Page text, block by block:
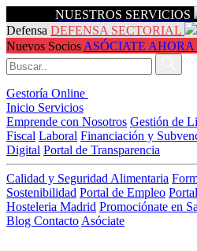
NUESTROS SERVICIOS
Defensa DEFENSA SECTORIAL
Nuevos Socios ASÓCIATE AHORA
Gestoría Online
Inicio Servicios
Emprende con Nosotros Gestión de
Fiscal Laboral Financiación y
Digital Portal de Transparencia
Calidad y Seguridad Alimentaria
Sostenibilidad Portal de Empleo
Hosteleria Madrid Promociónate en
Blog Contacto Asóciate